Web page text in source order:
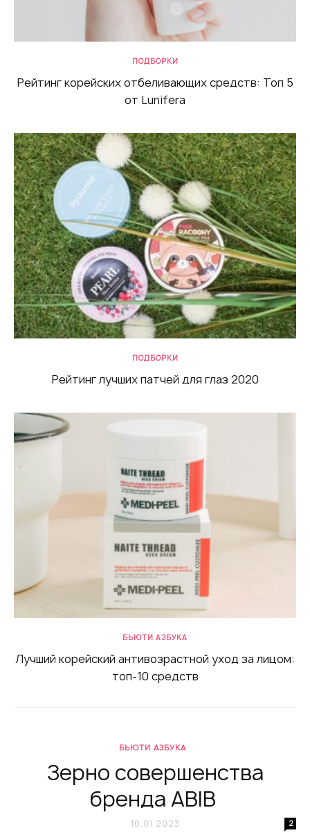
ПОДБОРКИ
Рейтинг корейских отбеливающих средств: Топ 5
от Lunifera
ПОДБОРКИ
Рейтинг лучших патчей для глаз 2020
БЬЮТИ АЗБУКА
Лучший корейский антивозрастной уход за лицом:
топ-10 средств
БЬЮТИ АЗБУКА
Зерно совершенства
бренда ABIB
10.01.2023 2